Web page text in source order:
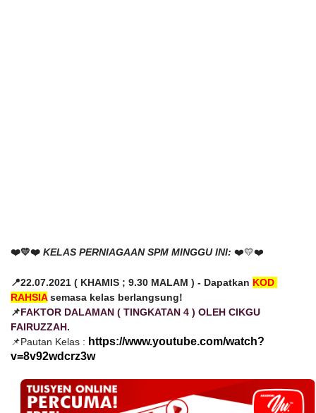
❤️💛❤️ KELAS PERNIAGAAN SPM MINGGU INI: ❤️💛❤️
📍22.07.2021 ( KHAMIS ; 9.30 MALAM ) - Dapatkan KOD
RAHSIA semasa kelas berlangsung!
📌FAKTOR DALAMAN ( TINGKATAN 4 ) OLEH CIKGU
FAIRUZZAH.
📌Pautan Kelas : https://www.youtube.com/watch?
v=8v92wdcrz3w